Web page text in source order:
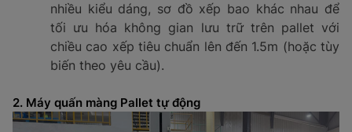
nhiều kiểu dáng, sơ đồ xếp bao khác nhau để
tối ưu hóa không gian lưu trữ trên pallet với
chiều cao xếp tiêu chuẩn lên đến 1.5m (hoặc tùy
biến theo yêu cầu).
2. Máy quấn màng Pallet tự động